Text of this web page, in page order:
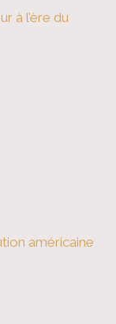
à l’ère du
américaine